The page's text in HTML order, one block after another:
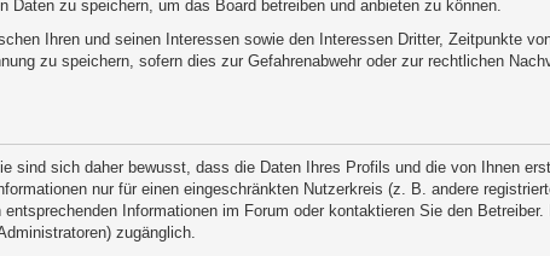
zu speichern, um das Board betreiben und anbieten zu können.
Ihren und seinen Interessen sowie den Interessen Dritter, Zeitpunkte
zu speichern, sofern dies zur Gefahrenabwehr oder zur rechtlichen
sich daher bewusst, dass die Daten Ihres Profils und die von Ihnen
nur für einen eingeschränkten Nutzerkreis (z. B. andere
Informationen im Forum oder kontaktieren Sie den
zugänglich.